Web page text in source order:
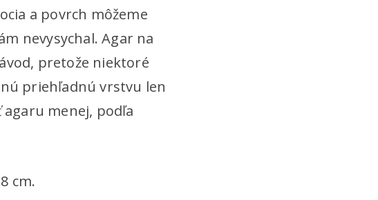
a povrch môžeme
nevysychal. Agar na
pretože niektoré
priehľadnú vrstvu len
agaru menej, podľa
cm.